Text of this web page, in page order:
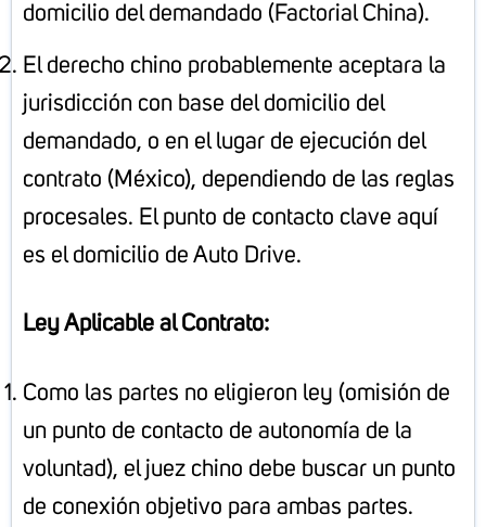
domicilio del demandado (Factorial China).
El derecho chino probablemente aceptara la
jurisdicción con base del domicilio del
demandado, o en el lugar de ejecución del
contrato (México), dependiendo de las reglas
procesales. El punto de contacto clave aquí
es el domicilio de Auto Drive.
Ley Aplicable al Contrato:
Como las partes no eligieron ley (omisión de
un punto de contacto de autonomía de la
voluntad), el juez chino debe buscar un punto
de conexión objetivo para ambas partes.